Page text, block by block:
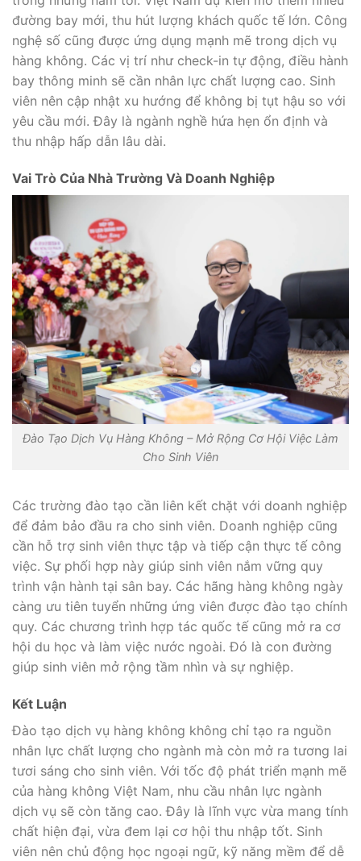
đường bay mới, thu hút lượng khách quốc tế lớn. Công
nghệ số cũng được ứng dụng mạnh mẽ trong dịch vụ
hàng không. Các vị trí như check-in tự động, điều hành
bay thông minh sẽ cần nhân lực chất lượng cao. Sinh
viên nên cập nhật xu hướng để không bị tụt hậu so với
yêu cầu mới. Đây là ngành nghề hứa hẹn ổn định và
thu nhập hấp dẫn lâu dài.
Vai Trò Của Nhà Trường Và Doanh Nghiệp
Đào Tạo Dịch Vụ Hàng Không – Mở Rộng Cơ Hội Việc Làm
Cho Sinh Viên
Các trường đào tạo cần liên kết chặt với doanh nghiệp
để đảm bảo đầu ra cho sinh viên. Doanh nghiệp cũng
cần hỗ trợ sinh viên thực tập và tiếp cận thực tế công
việc. Sự phối hợp này giúp sinh viên nắm vững quy
trình vận hành tại sân bay. Các hãng hàng không ngày
càng ưu tiên tuyển những ứng viên được đào tạo chính
quy. Các chương trình hợp tác quốc tế cũng mở ra cơ
hội du học và làm việc nước ngoài. Đó là con đường
giúp sinh viên mở rộng tầm nhìn và sự nghiệp.
Kết Luận
Đào tạo dịch vụ hàng không không chỉ tạo ra nguồn
nhân lực chất lượng cho ngành mà còn mở ra tương lai
tươi sáng cho sinh viên. Với tốc độ phát triển mạnh mẽ
của hàng không Việt Nam, nhu cầu nhân lực ngành
dịch vụ sẽ còn tăng cao. Đây là lĩnh vực vừa mang tính
chất hiện đại, vừa đem lại cơ hội thu nhập tốt. Sinh
viên nên chủ động học ngoại ngữ, kỹ năng mềm để dễ